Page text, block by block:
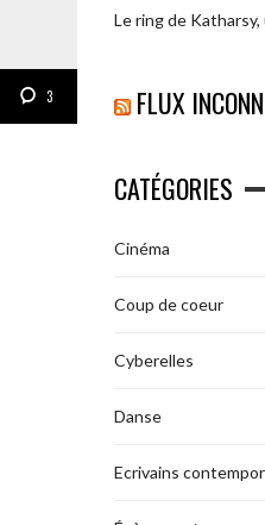
3
Le ring de
FLUX
CATÉGORIES
Cinéma
Coup de coeur
Cyberelles
Danse
Ecrivains